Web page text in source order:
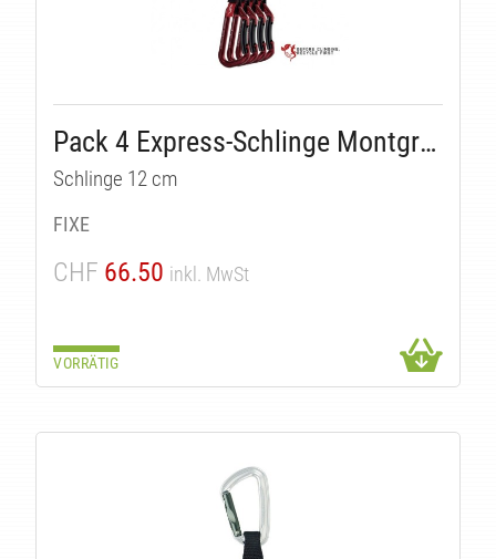
Pack 4 Express-Schlinge Montgrony
Schlinge 12 cm
FIXE
CHF 66.50 inkl. MwSt
VORRÄTIG